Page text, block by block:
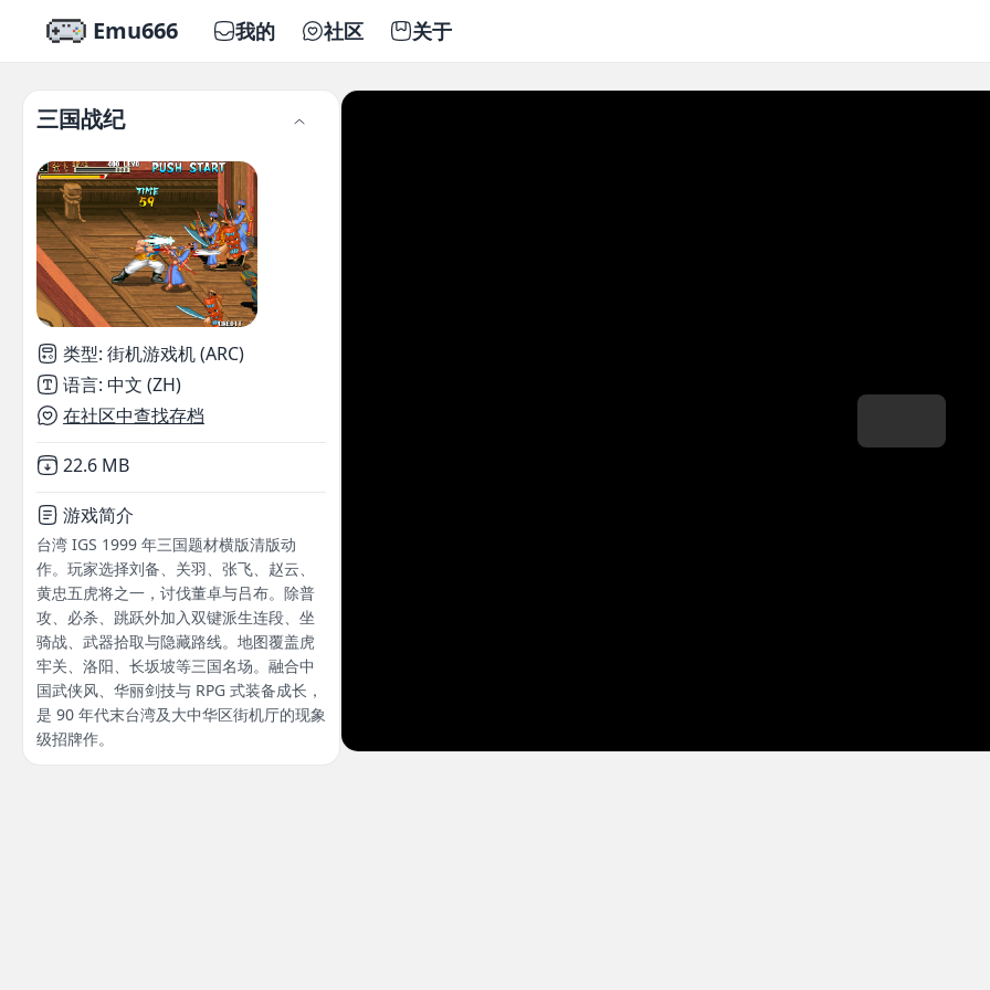
Emu666 我的 社区 关于
三国战纪
类型: 街机游戏机 (ARC)
语言: 中文 (ZH)
在社区中查找存档
Not downloaded
22.6 MB
游戏简介
台湾 IGS 1999 年三国题材横版清版动
作。玩家选择刘备、关羽、张飞、赵云、
黄忠五虎将之一，讨伐董卓与吕布。除普
攻、必杀、跳跃外加入双键派生连段、坐
骑战、武器拾取与隐藏路线。地图覆盖虎
牢关、洛阳、长坂坡等三国名场。融合中
国武侠风、华丽剑技与 RPG 式装备成长，
是 90 年代末台湾及大中华区街机厅的现象
级招牌作。